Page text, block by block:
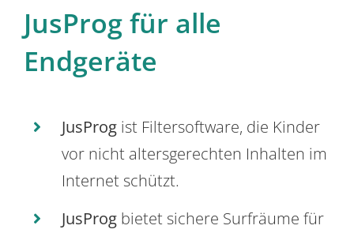
JusProg für alle
Endgeräte
JusProg ist Filtersoftware, die Kinder
vor nicht altersgerechten Inhalten im
Internet schützt.
JusProg bietet sichere Surfräume für